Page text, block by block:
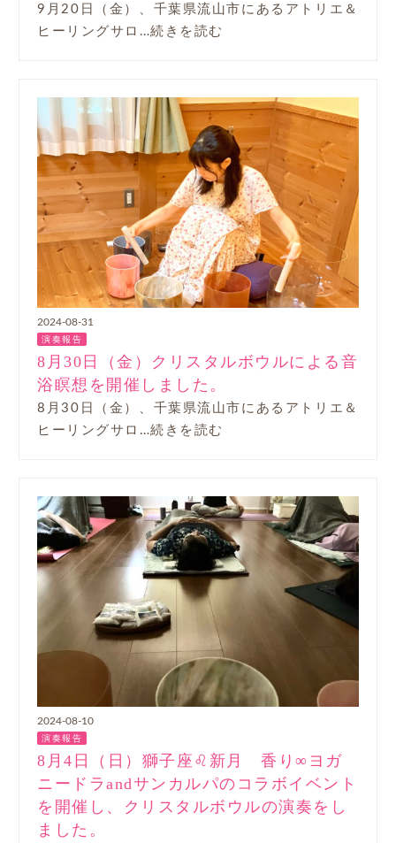
9月20日（金）、千葉県流山市にあるアトリエ＆
ヒーリングサロ…続きを読む
2024-08-31
演奏報告
8月30日（金）クリスタルボウルによる音
浴瞑想を開催しました。
8月30日（金）、千葉県流山市にあるアトリエ＆
ヒーリングサロ…続きを読む
2024-08-10
演奏報告
8月4日（日）獅子座♌新月 香り∞ヨガ
ニードラandサンカルパのコラボイベント
を開催し、クリスタルボウルの演奏をし
ました。